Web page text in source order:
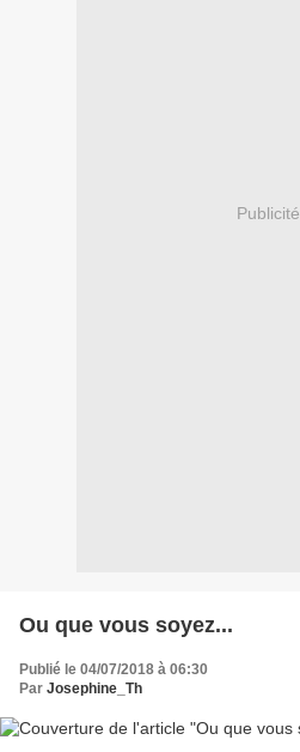
Publicité
Ou que vous soyez...
Publié le 04/07/2018 à 06:30
Par Josephine_Th